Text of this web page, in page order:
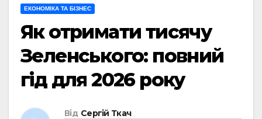
ЕКОНОМІКА ТА БІЗНЕС
Як отримати тисячу
Зеленського: повний
гід для 2026 року
Від Сергій Ткач